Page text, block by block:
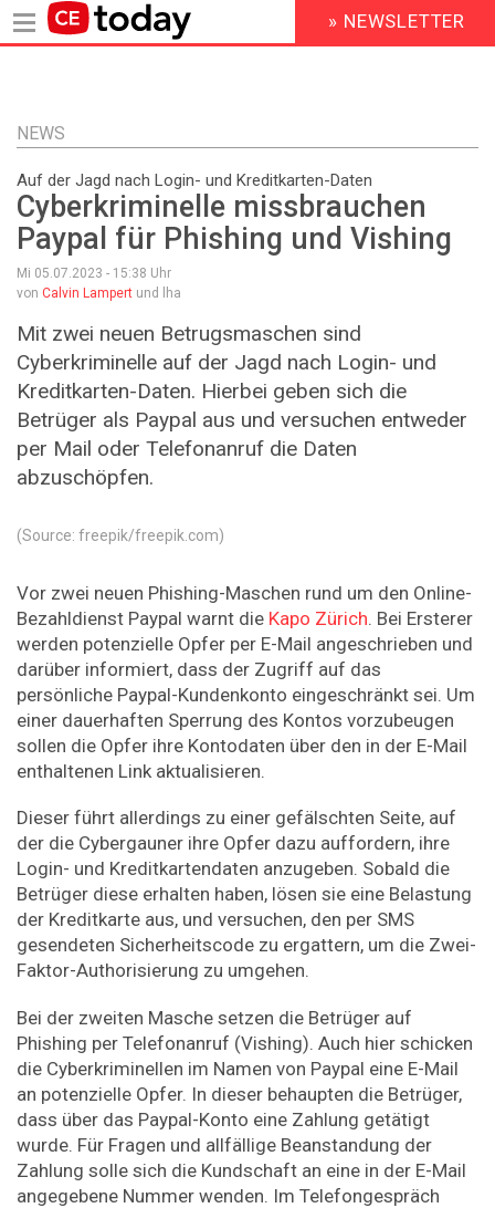
Inhalt
HEADER
MENU
» NEWSLETTER
NEWS
Auf der Jagd nach Login- und Kreditkarten-Daten
Cyberkriminelle missbrauchen
Paypal für Phishing und Vishing
Mi 05.07.2023 - 15:38 Uhr
von Calvin Lampert und lha
Mit zwei neuen Betrugsmaschen sind
Cyberkriminelle auf der Jagd nach Login- und
Kreditkarten-Daten. Hierbei geben sich die
Betrüger als Paypal aus und versuchen entweder
per Mail oder Telefonanruf die Daten
abzuschöpfen.
(Source: freepik/freepik.com)
Vor zwei neuen Phishing-Maschen rund um den Online-
Bezahldienst Paypal warnt die Kapo Zürich. Bei Ersterer
werden potenzielle Opfer per E-Mail angeschrieben und
darüber informiert, dass der Zugriff auf das
persönliche Paypal-Kundenkonto eingeschränkt sei. Um
einer dauerhaften Sperrung des Kontos vorzubeugen
sollen die Opfer ihre Kontodaten über den in der E-Mail
enthaltenen Link aktualisieren.
Dieser führt allerdings zu einer gefälschten Seite, auf
der die Cybergauner ihre Opfer dazu auffordern, ihre
Login- und Kreditkartendaten anzugeben. Sobald die
Betrüger diese erhalten haben, lösen sie eine Belastung
der Kreditkarte aus, und versuchen, den per SMS
gesendeten Sicherheitscode zu ergattern, um die Zwei-
Faktor-Authorisierung zu umgehen.
Bei der zweiten Masche setzen die Betrüger auf
Phishing per Telefonanruf (Vishing). Auch hier schicken
die Cyberkriminellen im Namen von Paypal eine E-Mail
an potenzielle Opfer. In dieser behaupten die Betrüger,
dass über das Paypal-Konto eine Zahlung getätigt
wurde. Für Fragen und allfällige Beanstandung der
Zahlung solle sich die Kundschaft an eine in der E-Mail
angegebene Nummer wenden. Im Telefongespräch